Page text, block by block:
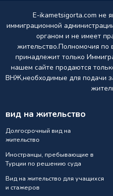
E-ikametsigorta.com не
иммиграционной
органом и не имеет
жительство.Полномочия по
принадлежит только
нашем сайте продаются
ВНЖ,необходимые для подачи
вид на жительство
Долгосрочный вид на
жительство
Иностранцы, пребывающие в
Турции по решению суда
Вид на жительство для учащихся
и стажеров